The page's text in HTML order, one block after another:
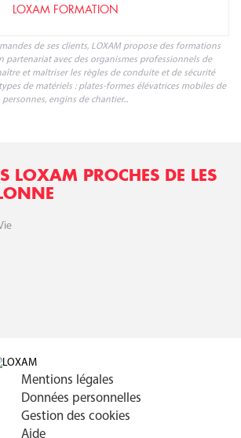
LOXAM FORMATION
de ses clients, LOXAM propose des formations
partenariat avec des organismes professionnels de
et maîtriser les règles de conduite et de sécurité
de matériels : plates-formes élévatrices mobiles de
personnes, engins de chantier...
LOXAM PROCHES DE LES
Mentions légales
Données personnelles
Gestion des cookies
Aide